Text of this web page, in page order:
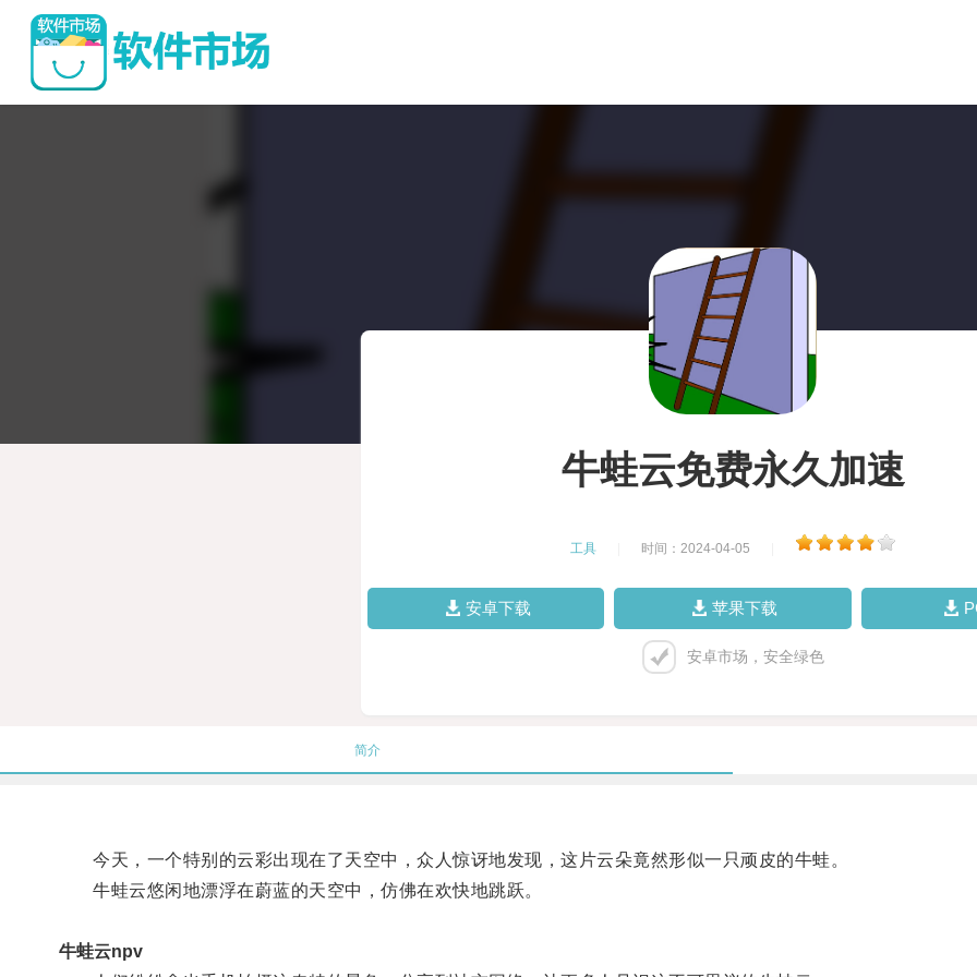
牛蛙云免费永久加速
工具 时间：2024-04-05
安卓下载 苹果下载
安卓市场，安全绿色
简介
今天，一个特别的云彩出现在了天空中，众人惊讶地发现，这片云朵竟然形似一只顽皮的牛蛙。
牛蛙云悠闲地漂浮在蔚蓝的天空中，仿佛在欢快地跳跃。
牛蛙云npv